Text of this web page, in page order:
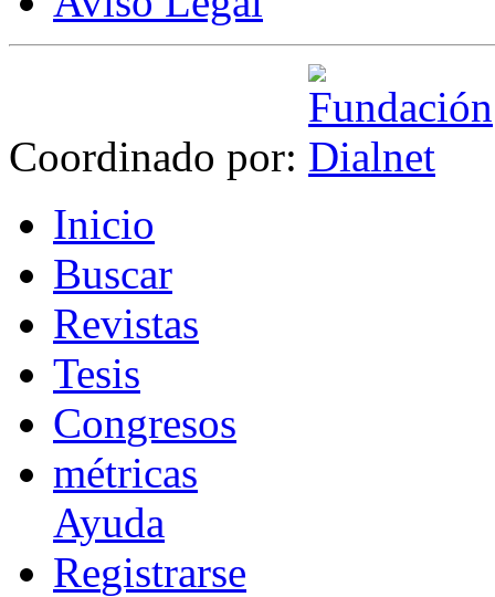
Coordinado por:
Inicio
Buscar
Revistas
Tesis
Congresos
métricas
Ayuda
Registrarse